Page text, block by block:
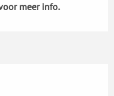
meer info.